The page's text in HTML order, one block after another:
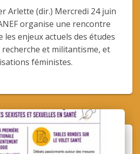
Arlette (dir.) Mercredi 24 juin
organise une rencontre
enjeux actuels des études
et militantisme, et
féministes.